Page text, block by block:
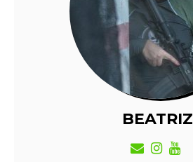
BEATRIZ